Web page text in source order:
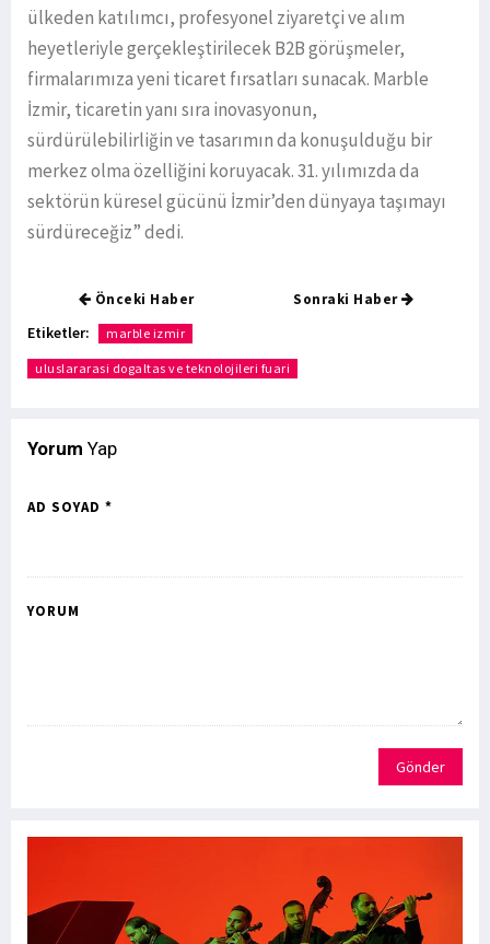
ülkeden katılımcı, profesyonel ziyaretçi ve alım
heyetleriyle gerçekleştirilecek B2B görüşmeler,
firmalarımıza yeni ticaret fırsatları sunacak. Marble
İzmir, ticaretin yanı sıra inovasyonun,
sürdürülebilirliğin ve tasarımın da konuşulduğu bir
merkez olma özelliğini koruyacak. 31. yılımızda da
sektörün küresel gücünü İzmir’den dünyaya taşımayı
sürdüreceğiz” dedi.
Önceki Haber Sonraki Haber
Etiketler: marble izmir
uluslararasi dogaltas ve teknolojileri fuari
Yorum Yap
AD SOYAD *
YORUM
Gönder